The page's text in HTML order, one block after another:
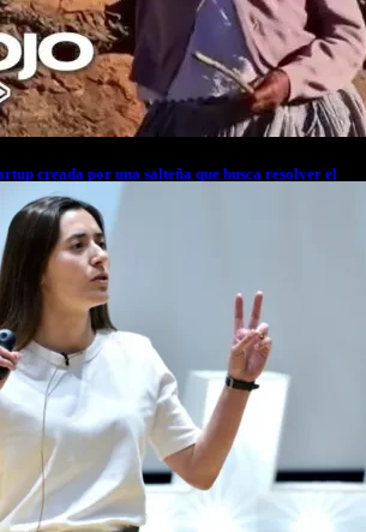
creada por una salteña que busca resolver el
financiero en Latinoamérica